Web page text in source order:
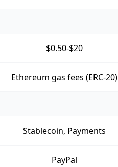
$0.50-$20
Ethereum gas fees (ERC-20)
Stablecoin, Payments
PayPal